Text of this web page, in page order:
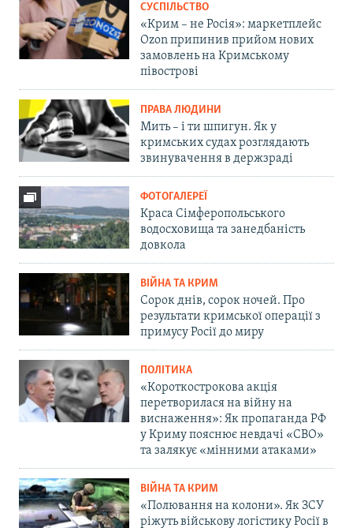
СУСПІЛЬСТВО
«Крим – не Росія»: маркетплейс
Ozon припинив прийом нових
замовлень на Кримському
півострові
ПРАВА ЛЮДИНИ
Мить – і ти шпигун. Як у
кримських судах розглядають
звинувачення в держзраді
ФОТОГАЛЕРЕЇ
Краса Сімферопольського
водосховища та занедбаність
довкола
ВІЙНА ТА КРИМ
Сорок днів, сорок ночей. Про
результати кримської операції з
примусу Росії до миру
ПОЛІТИКА
«Короткострокова акція
перетворилася на війну на
виснаження»: Як пропаганда РФ
у Криму пояснює невдачі «СВО»
та залякує «мінними атаками»
ВІЙНА ТА КРИМ
«Полювання на колони». Як ЗСУ
ріжуть військову логістику Росії в